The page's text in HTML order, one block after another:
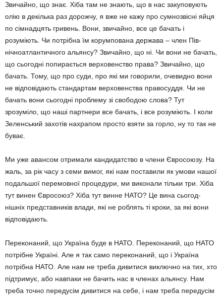
Звичайно, що знає. Хіба там не знають, що в нас закуповують
олію в де­кілька раз до­рожчу, я вже не кажу про сумно­звісні яйця
по сімнадцять гривень. Вони, звичайно, все це бачать і
розуміють. Чи по­трібна їм корум­пована держава – член Пів­
нічноатлантичного альянсу? Звичайно, що ні. Чи вони не ба­чать,
що сьогодні попира­ється верховенство права? Звичайно, що
бачать. Тому, що про суди, про які ми говори­ли, очевидно вони
не відповідають стандар­там верховенства правосуддя. Чи не
бачать вони сьогодні проблему зі свободою слова? Тут
зрозуміло, що наші партнери все бачать, і все розумі­ють. І коли
Зеленський захотів нахрапом просто взяти за горло, ну то так не
буває.
Ми уже авансом отримали кандидатство в члени Євросоюзу. На
жаль, за рік часу з семи вимог, які нам поставили як умови на­шої
подальшої перемовної процедури, ми виконали тільки три. Хіба
тут винен Євро­союз? Хіба тут винне НАТО? Це вина сьогод­
нішніх представників влади, які не роблять ті кроки, за які вони
відповідають.
Переконаний, що Україна буде в НАТО. Переконаний, що НАТО
потрібне Україні. Але я так само переконаний, що і Україна
потрібна НАТО. Але нам не треба дивитися виключно на тих, хто
підтри­мує, або нав­паки не бачить нас в членах альянсу. Нам
треба точно передусім дивити­ся на себе, і нам треба передусім